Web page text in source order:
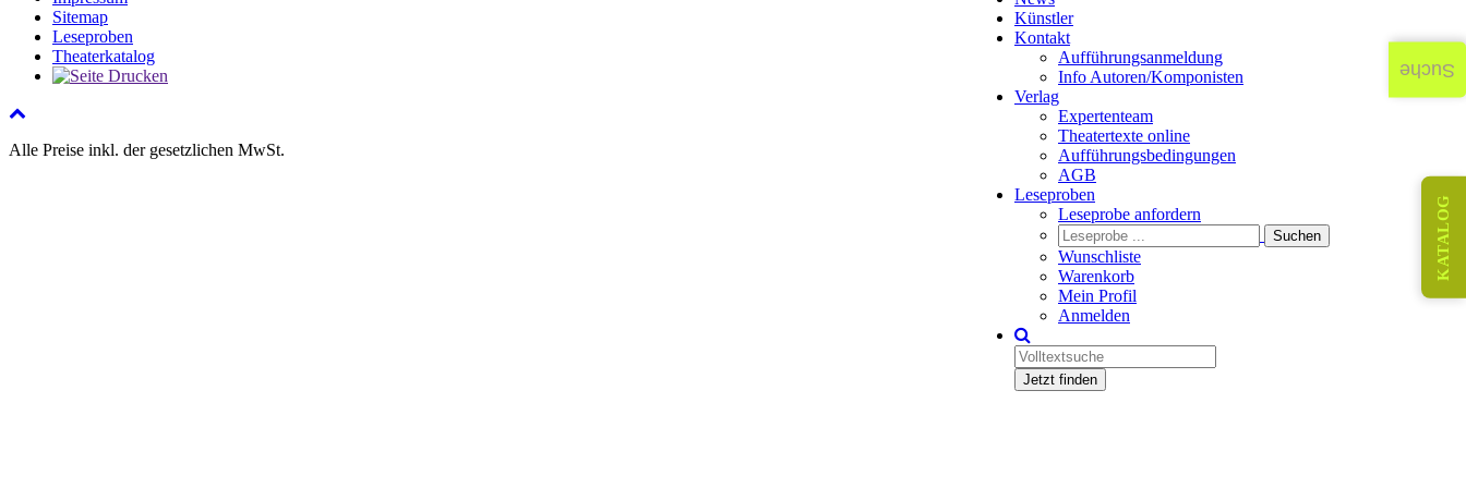
Künstler
Kontakt
Aufführungsanmeldung
Info Autoren/Komponisten
Verlag
Expertenteam
Theatertexte online
Aufführungsbedingungen
AGB
Leseproben
Leseprobe anfordern
Wunschliste
Warenkorb
Mein Profil
Anmelden
Jetzt finden
Sitemap
Leseproben
Theaterkatalog
Alle Preise inkl. der gesetzlichen MwSt.
KATALOG
Suche